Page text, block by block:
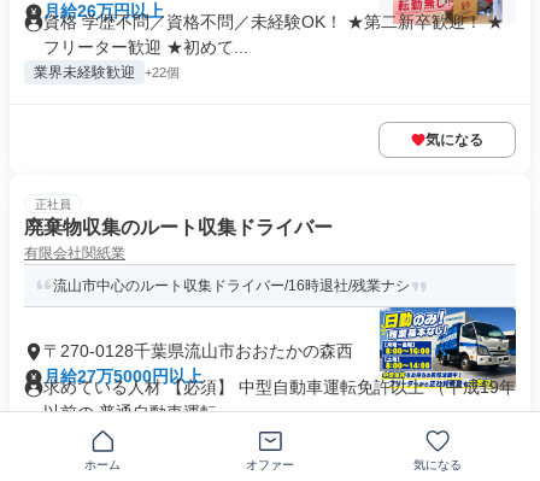
月給26万円以上
資格 学歴不問／資格不問／未経験OK！ ★第二新卒歓迎！ ★
フリーター歓迎 ★初めて...
業界未経験歓迎 +22個
気になる
正社員
廃棄物収集のルート収集ドライバー
有限会社関紙業
流山市中心のルート収集ドライバー/16時退社/残業ナシ
〒270-0128千葉県流山市おおたかの森西
月給27万5000円以上
求めている人材 【必須】 中型自動車運転免許以上 （平成19年
以前の 普通自動車運転...
業界未経験歓迎
ホーム オファー 気になる